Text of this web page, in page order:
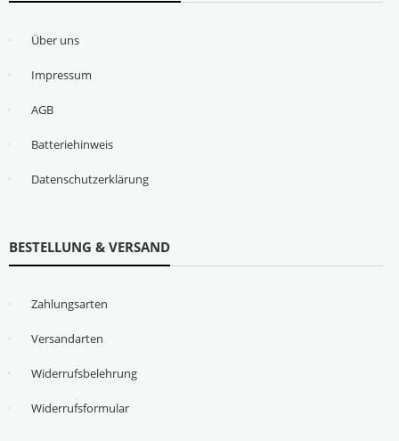
Über uns
Impressum
AGB
Batteriehinweis
Datenschutzerklärung
BESTELLUNG & VERSAND
Zahlungsarten
Versandarten
Widerrufsbelehrung
Widerrufsformular